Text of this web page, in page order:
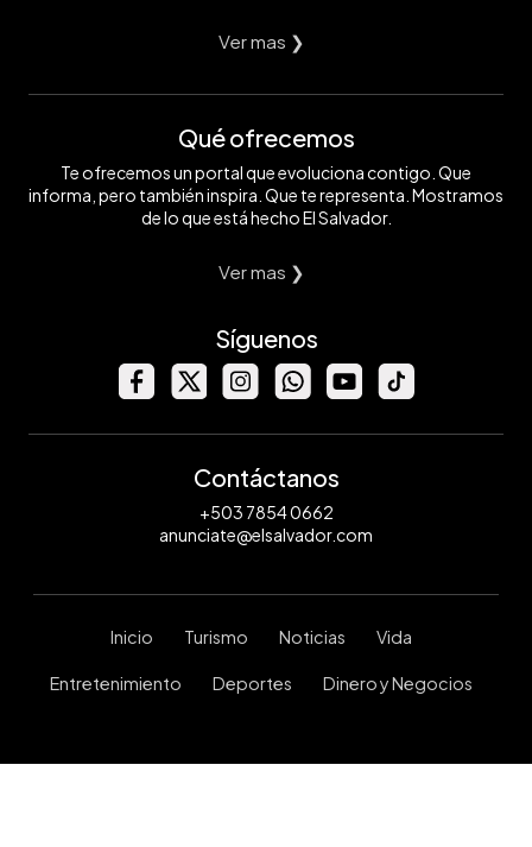
Ver mas ❯
Qué ofrecemos
Te ofrecemos un portal que evoluciona contigo. Que
informa, pero también inspira. Que te representa. Mostramos
de lo que está hecho El Salvador.
Ver mas ❯
Síguenos
Contáctanos
+503 7854 0662
anunciate@elsalvador.com
Inicio Turismo Noticias Vida
Entretenimiento Deportes Dinero y Negocios